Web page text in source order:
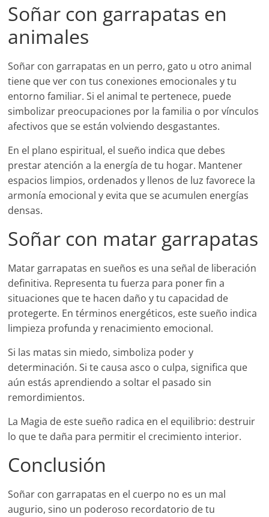
Soñar con garrapatas en
animales
Soñar con garrapatas en un perro, gato u otro animal
tiene que ver con tus conexiones emocionales y tu
entorno familiar. Si el animal te pertenece, puede
simbolizar preocupaciones por la familia o por vínculos
afectivos que se están volviendo desgastantes.
En el plano espiritual, el sueño indica que debes
prestar atención a la energía de tu hogar. Mantener
espacios limpios, ordenados y llenos de luz favorece la
armonía emocional y evita que se acumulen energías
densas.
Soñar con matar garrapatas
Matar garrapatas en sueños es una señal de liberación
definitiva. Representa tu fuerza para poner fin a
situaciones que te hacen daño y tu capacidad de
protegerte. En términos energéticos, este sueño indica
limpieza profunda y renacimiento emocional.
Si las matas sin miedo, simboliza poder y
determinación. Si te causa asco o culpa, significa que
aún estás aprendiendo a soltar el pasado sin
remordimientos.
La Magia de este sueño radica en el equilibrio: destruir
lo que te daña para permitir el crecimiento interior.
Conclusión
Soñar con garrapatas en el cuerpo no es un mal
augurio, sino un poderoso recordatorio de tu